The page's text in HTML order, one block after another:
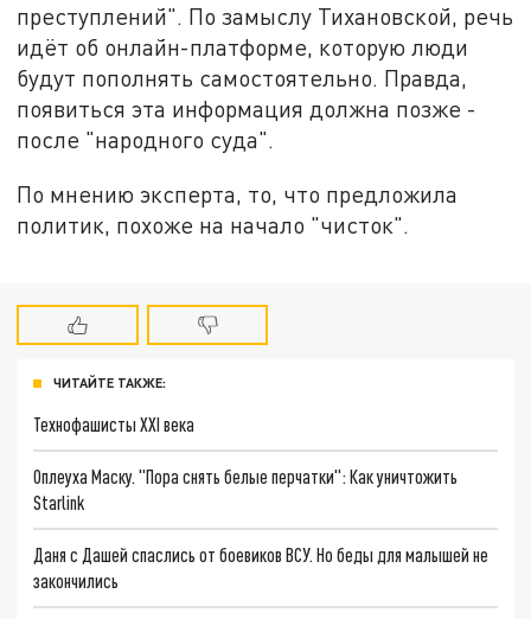
преступлений". По замыслу Тихановской, речь
идёт об онлайн-платформе, которую люди
будут пополнять самостоятельно. Правда,
появиться эта информация должна позже -
после "народного суда".
По мнению эксперта, то, что предложила
политик, похоже на начало "чисток".
ЧИТАЙТЕ ТАКЖЕ:
Технофашисты XXI века
Оплеуха Маску. "Пора снять белые перчатки": Как уничтожить
Starlink
Даня с Дашей спаслись от боевиков ВСУ. Но беды для малышей не
закончились